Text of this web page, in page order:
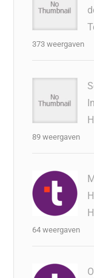
373 weergaven
89 weergaven
64 weergaven